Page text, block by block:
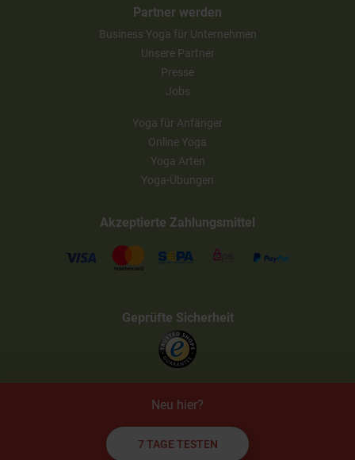
Partner werden
Business Yoga für Unternehmen
Unsere Partner
Presse
Jobs
Yoga für Anfänger
Online Yoga
Yoga Arten
Yoga-Übungen
Akzeptierte Zahlungsmittel
Geprüfte Sicherheit
Neu hier?
7 TAGE TESTEN